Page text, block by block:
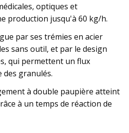
optiques et
production jusqu'à 60 kg/h.
par ses trémies en acier
sans outil, et par le design
qui permettent un flux
des granulés.
à double paupière atteint
à un temps de réaction de